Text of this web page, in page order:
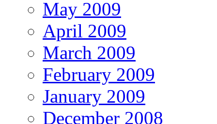
May 2009
April 2009
March 2009
February 2009
January 2009
December 2008